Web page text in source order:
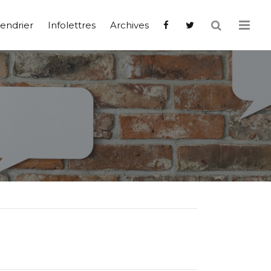
Infolettres Archives